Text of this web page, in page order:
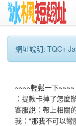
網址說明: TQC+
~~~~輕鬆一下~~~~
：提款卡掉了怎麼
客服說：帶上相關
我：“那我不可以彎